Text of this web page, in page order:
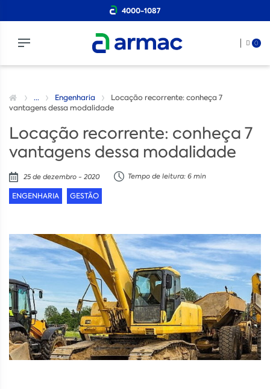
4000-1087
0
... Engenharia
Locação recorrente: conheça 7
vantagens dessa modalidade
Locação recorrente: conheça 7
vantagens dessa modalidade
25 de dezembro - 2020 Tempo de leitura: 6 min
ENGENHARIA GESTÃO